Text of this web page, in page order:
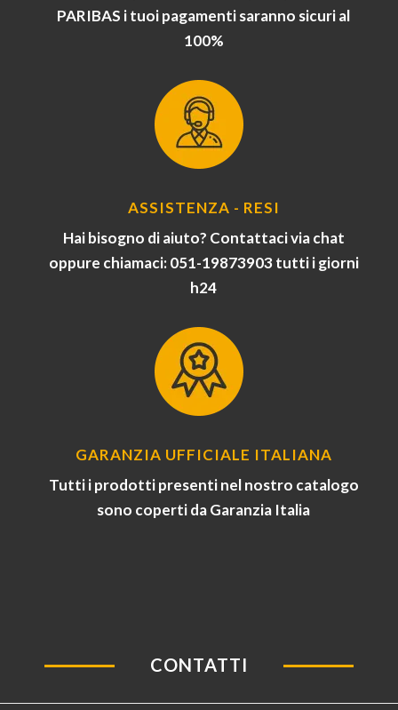
PARIBAS i tuoi pagamenti saranno sicuri al
100%
ASSISTENZA - RESI
Hai bisogno di aiuto? Contattaci via chat
oppure chiamaci: 051-19873903 tutti i giorni
h24
GARANZIA UFFICIALE ITALIANA
Tutti i prodotti presenti nel nostro catalogo
sono coperti da Garanzia Italia
CONTATTI